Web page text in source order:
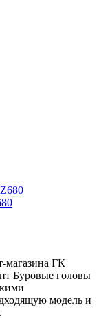
магазина ГК
Буровые головы
модель и